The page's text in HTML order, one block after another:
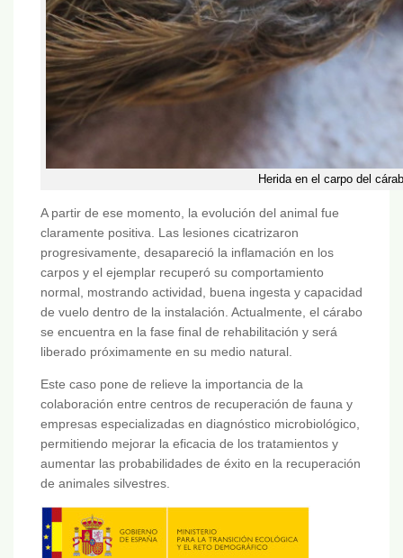
Herida en el carpo del
A partir de ese momento, la evolución del animal fue
claramente positiva. Las lesiones cicatrizaron
progresivamente, desapareció la inflamación en los
carpos y el ejemplar recuperó su comportamiento
normal, mostrando actividad, buena ingesta y capacidad
de vuelo dentro de la instalación. Actualmente, el cárabo
se encuentra en la fase final de rehabilitación y será
liberado próximamente en su medio natural.
Este caso pone de relieve la importancia de la
colaboración entre centros de recuperación de fauna y
empresas especializadas en diagnóstico microbiológico,
permitiendo mejorar la eficacia de los tratamientos y
aumentar las probabilidades de éxito en la recuperación
de animales silvestres.